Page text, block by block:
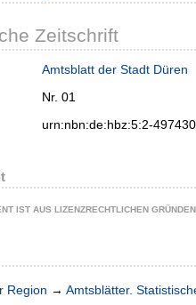
Zeitschrift
Amtsblatt der Stadt Düren
Nr. 01
urn:nbn:de:hbz:5:2-497430
IST AUS LIZENZRECHTLICHEN
Region → Amtsblätter.